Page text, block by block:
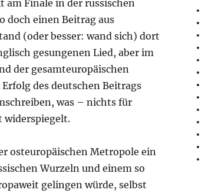
am Finale in der russischen
doch einen Beitrag aus
(oder besser: wand sich) dort
gesungenen Lied, aber im
der gesamteuropäischen
des deutschen Beitrags
was – nichts für
widerspiegelt.
osteuropäischen Metropole ein
Wurzeln und einem so
gelingen würde, selbst